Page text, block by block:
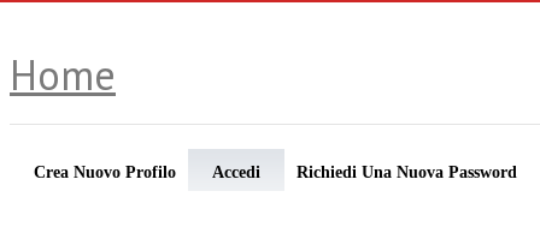
Home
Crea Nuovo Profilo Accedi Richiedi Una Nuova Password